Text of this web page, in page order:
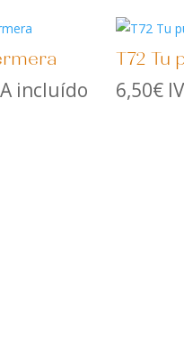
incluído
T72 Tu
6,50€